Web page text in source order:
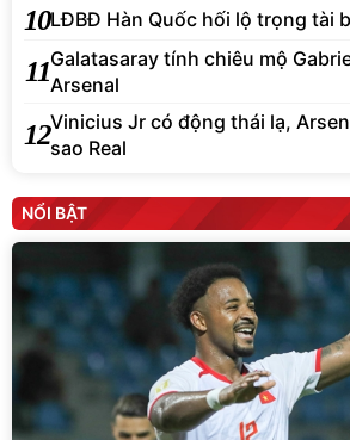
10LĐBĐ Hàn Quốc hối lộ trọng tài
11Galatasaray tính chiêu mộ
Arsenal
12Vinicius Jr có động thái lạ,
sao Real
NỔI BẬT